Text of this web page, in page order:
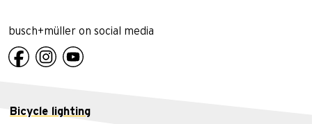
busch+müller on social media
Bicycle lighting